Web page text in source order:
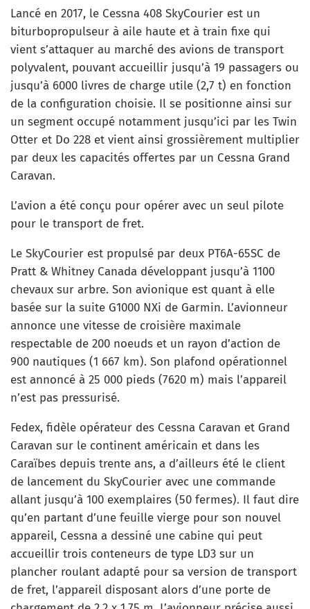
Lancé en 2017, le Cessna 408 SkyCourier est un
biturbopropulseur à aile haute et à train fixe qui
vient s’attaquer au marché des avions de transport
polyvalent, pouvant accueillir jusqu’à 19 passagers ou
jusqu’à 6000 livres de charge utile (2,7 t) en fonction
de la configuration choisie. Il se positionne ainsi sur
un segment occupé notamment jusqu’ici par les Twin
Otter et Do 228 et vient ainsi grossièrement multiplier
par deux les capacités offertes par un Cessna Grand
Caravan.
L’avion a été conçu pour opérer avec un seul pilote
pour le transport de fret.
Le SkyCourier est propulsé par deux PT6A-65SC de
Pratt & Whitney Canada développant jusqu’à 1100
chevaux sur arbre. Son avionique est quant à elle
basée sur la suite G1000 NXi de Garmin. L’avionneur
annonce une vitesse de croisière maximale
respectable de 200 noeuds et un rayon d’action de
900 nautiques (1 667 km). Son plafond opérationnel
est annoncé à 25 000 pieds (7620 m) mais l’appareil
n’est pas pressurisé.
Fedex, fidèle opérateur des Cessna Caravan et Grand
Caravan sur le continent américain et dans les
Caraïbes depuis trente ans, a d’ailleurs été le client
de lancement du SkyCourier avec une commande
allant jusqu’à 100 exemplaires (50 fermes). Il faut dire
qu’en partant d’une feuille vierge pour son nouvel
appareil, Cessna a dessiné une cabine qui peut
accueillir trois conteneurs de type LD3 sur un
plancher roulant adapté pour sa version de transport
de fret, l’appareil disposant alors d’une porte de